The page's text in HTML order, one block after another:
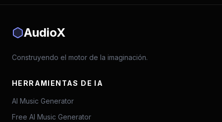
AudioX
Construyendo el motor de la imaginación.
HERRAMIENTAS DE IA
AI Music Generator
Free AI Music Generator